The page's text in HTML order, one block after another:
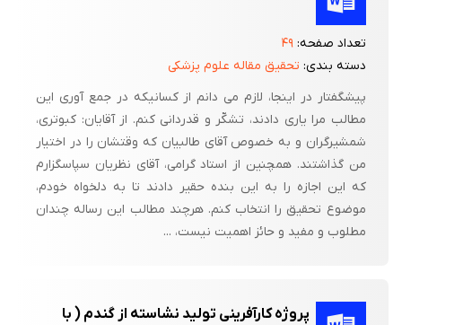
تعداد صفحه:۴۹
دسته بندی: تحقیق مقاله علوم پزشکی
پیشگفتار در اینجا، لازم می دانم از کسانیکه در جمع آوری این
مطالب مرا یاری دادند، تشکّر و قدردانی کنم. از آقایان: کبوتری،
شمشیرگران و به خصوص آقای طالبیان که وقتشان را در اختیار
من گذاشتند. همچنین از استاد گرامی، آقای نظریان سپاسگزارم
که این اجازه را به این بنده حقیر دادند تا به دلخواه خودم،
موضوع تحقیق را انتخاب کنم. هرچند مطالب این رساله چندان
مطلوب و مفید و حائز اهمیت نیست، ...
پروژه کارآفرینی تولید نشاسته از گندم ( با